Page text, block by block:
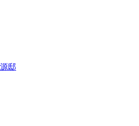
邸